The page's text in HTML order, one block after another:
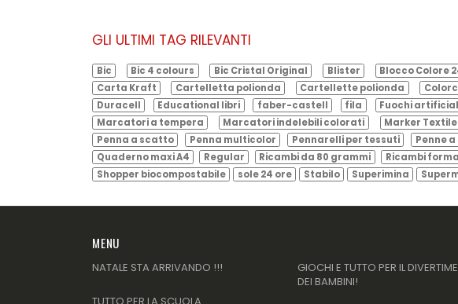
GLI ULTIMI TAG RILEVANTI
Bic Bic 4 colours Bic Cristal Original Blister Blocco Colore
Carta Kraft
Cartelletta polionda Cartellette polionda
Duracell
Educational libri faber-castell fila Fuochi
Marcatori a tempera
Marcatori indelebili colorati Marker Textile
Penna a scatto
Penna multicolor Pennarelli per tessuti Penne
Quaderno maxi A4
Regular Ricambi da 80 grammi Ricambi
Shopper biocompostabile
sole 24 ore Stabilo Superimina
MENU
NATALE STA ARRIVANDO !!!
GIOCHI E TUTTO PER IL
DEI BAMBINI!
TUTTO PER LA SCUOLA